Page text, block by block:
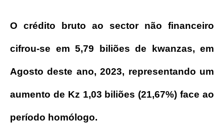
O crédito bruto ao sector não financeiro
cifrou-se em 5,79 biliões de kwanzas, em
Agosto deste ano, 2023, representando um
aumento de Kz 1,03 biliões (21,67%) face ao
período homólogo.